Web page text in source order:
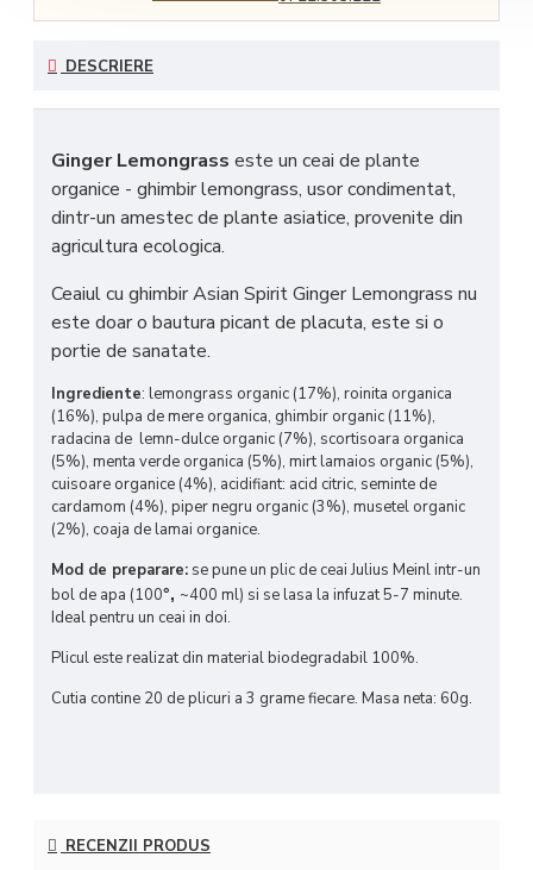
DESCRIERE
Ginger Lemongrass este un ceai de plante
organice - ghimbir lemongrass, usor condimentat,
dintr-un amestec de plante asiatice, provenite din
agricultura ecologica.
Ceaiul cu ghimbir Asian Spirit Ginger Lemongrass nu
este doar o bautura picant de placuta, este si o
portie de sanatate.
Ingrediente: lemongrass organic (17%), roinita organica
(16%), pulpa de mere organica, ghimbir organic (11%),
radacina de lemn-dulce organic (7%), scortisoara organica
(5%), menta verde organica (5%), mirt lamaios organic (5%),
cuisoare organice (4%), acidifiant: acid citric, seminte de
cardamom (4%), piper negru organic (3%), musetel organic
(2%), coaja de lamai organice.
Mod de preparare: se pune un plic de ceai Julius Meinl intr-un
bol de apa (100°, ~400 ml) si se lasa la infuzat 5-7 minute.
Ideal pentru un ceai in doi.
Plicul este realizat din material biodegradabil 100%.
Cutia contine 20 de plicuri a 3 grame fiecare. Masa neta: 60g.
RECENZII PRODUS